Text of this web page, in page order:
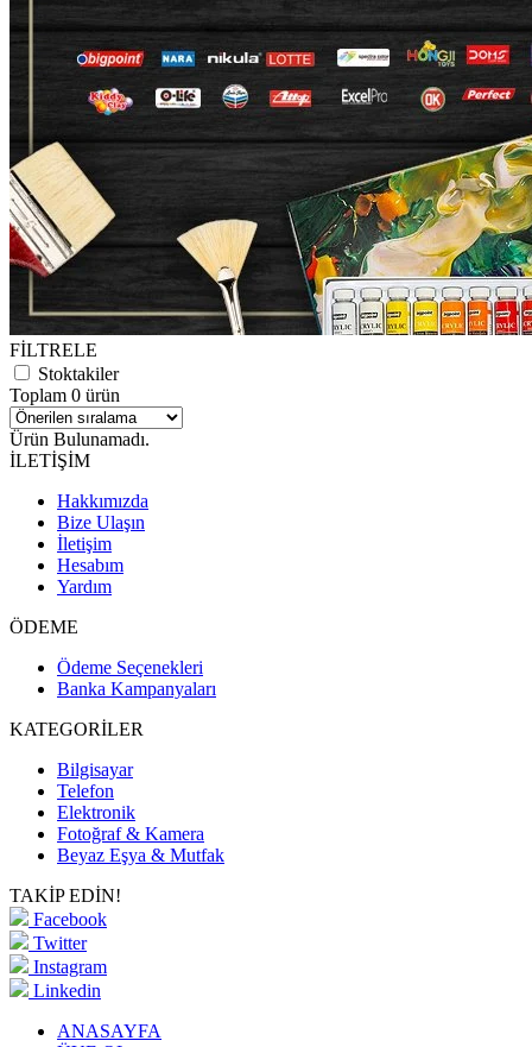
FİLTRELE
Stoktakiler
Toplam 0 ürün
Ürün Bulunamadı.
İLETİŞİM
Hakkımızda
Bize Ulaşın
İletişim
Hesabım
Yardım
ÖDEME
Ödeme Seçenekleri
Banka Kampanyaları
KATEGORİLER
Bilgisayar
Telefon
Elektronik
Fotoğraf & Kamera
Beyaz Eşya & Mutfak
TAKİP EDİN!
Facebook
Twitter
Instagram
Linkedin
ANASAYFA